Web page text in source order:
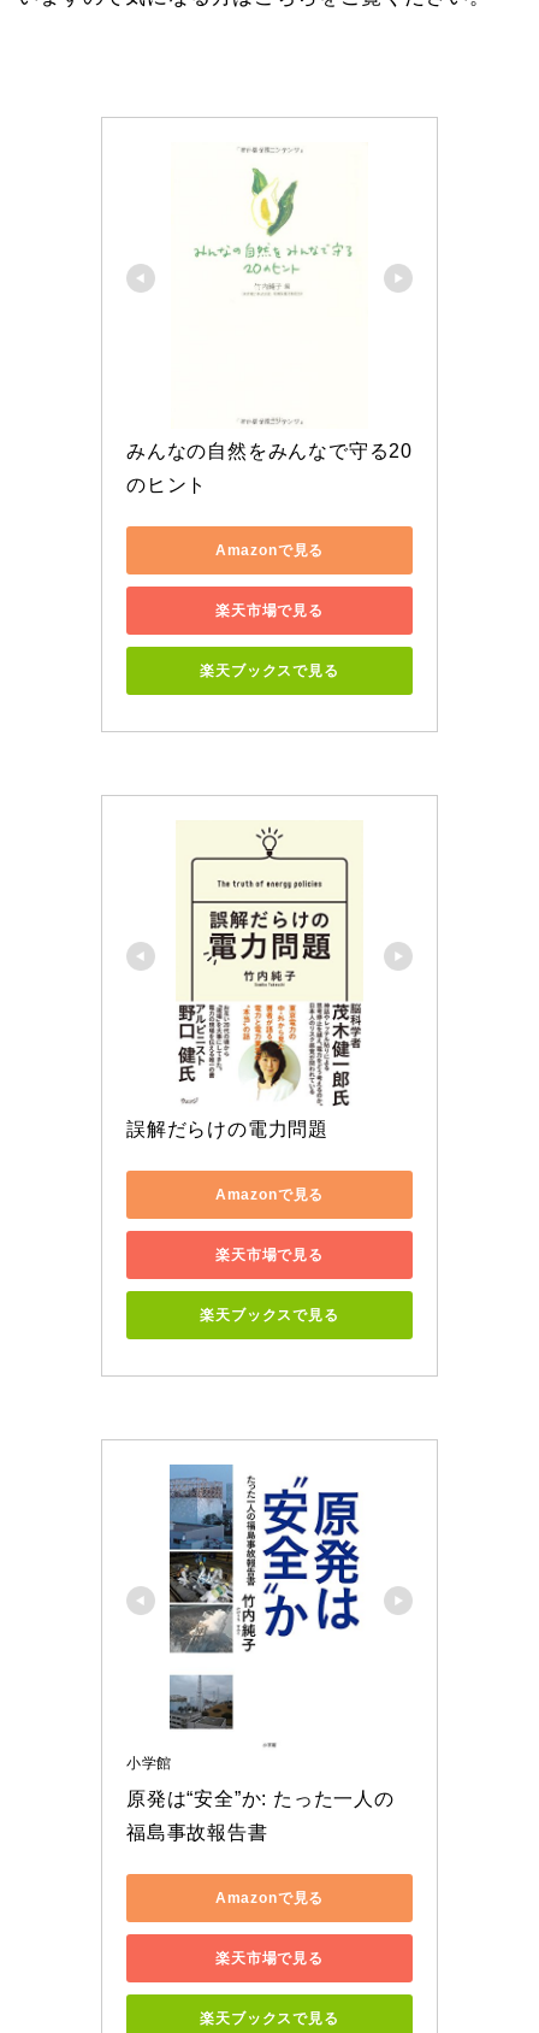
みんなの自然をみんなで守る20
のヒント
Amazonで見る
楽天市場で見る
楽天ブックスで見る
誤解だらけの電力問題
Amazonで見る
楽天市場で見る
楽天ブックスで見る
小学館
原発は“安全”か: たった一人の
福島事故報告書
Amazonで見る
楽天市場で見る
楽天ブックスで見る